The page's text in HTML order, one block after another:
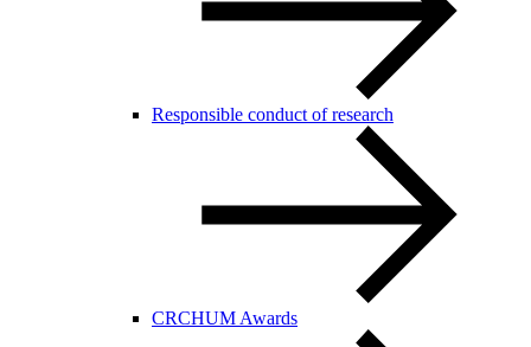
Responsible conduct of research
CRCHUM Awards